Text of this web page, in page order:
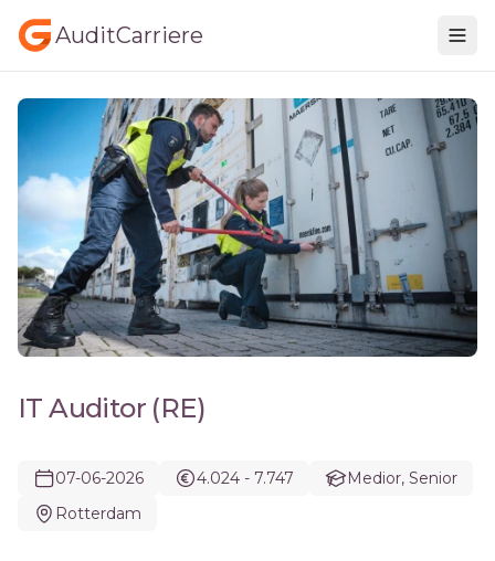
AuditCarriere
IT Auditor (RE)
07-06-2026 4.024 - 7.747
Medior, Senior
Rotterdam